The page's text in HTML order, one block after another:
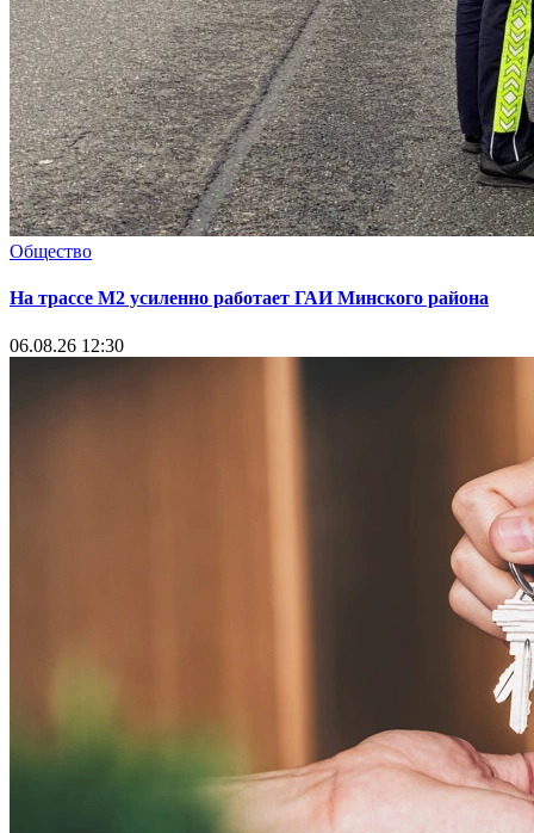
Общество
На трассе М2 усиленно работает ГАИ Минского района
06.08.26 12:30